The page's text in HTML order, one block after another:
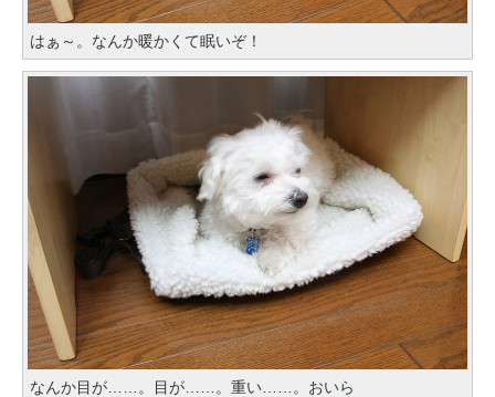
はぁ～。なんか暖かくて眠いぞ！
なんか目が……。目が……。重い……。おいら